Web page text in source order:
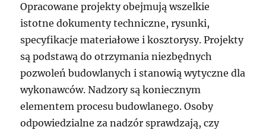
Opracowane projekty obejmują wszelkie
istotne dokumenty techniczne, rysunki,
specyfikacje materiałowe i kosztorysy. Projekty
są podstawą do otrzymania niezbędnych
pozwoleń budowlanych i stanowią wytyczne dla
wykonawców. Nadzory są koniecznym
elementem procesu budowlanego. Osoby
odpowiedzialne za nadzór sprawdzają, czy